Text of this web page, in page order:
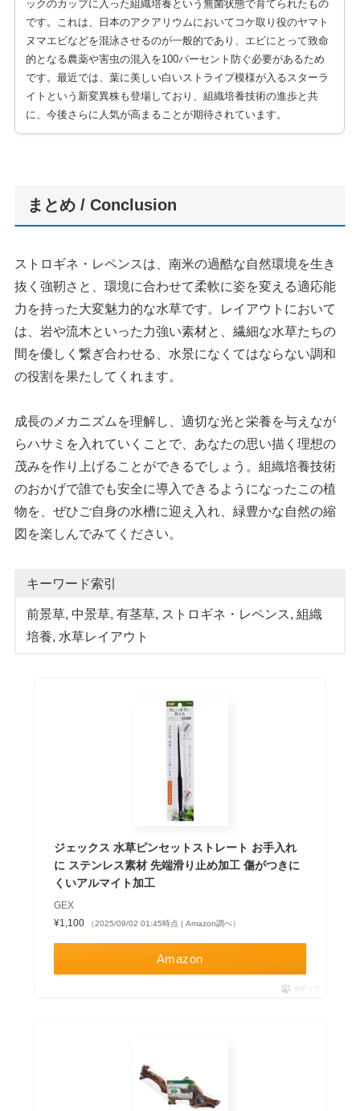
ックのカップに入った組織培養という無菌状態で育てられたもの
です。これは、日本のアクアリウムにおいてコケ取り役のヤマト
ヌマエビなどを混泳させるのが一般的であり、エビにとって致命
的となる農薬や害虫の混入を100パーセント防ぐ必要があるため
です。最近では、葉に美しい白いストライプ模様が入るスターラ
イトという新変異株も登場しており、組織培養技術の進歩と共
に、今後さらに人気が高まることが期待されています。
まとめ / Conclusion
ストロギネ・レペンスは、南米の過酷な自然環境を生き
抜く強靭さと、環境に合わせて柔軟に姿を変える適応能
力を持った大変魅力的な水草です。レイアウトにおいて
は、岩や流木といった力強い素材と、繊細な水草たちの
間を優しく繋ぎ合わせる、水景になくてはならない調和
の役割を果たしてくれます。
成長のメカニズムを理解し、適切な光と栄養を与えなが
らハサミを入れていくことで、あなたの思い描く理想の
茂みを作り上げることができるでしょう。組織培養技術
のおかげで誰でも安全に導入できるようになったこの植
物を、ぜひご自身の水槽に迎え入れ、緑豊かな自然の縮
図を楽しんでみてください。
キーワード索引
前景草, 中景草, 有茎草, ストロギネ・レペンス, 組織
培養, 水草レイアウト
ジェックス 水草ピンセットストレート お手入れ
に ステンレス素材 先端滑り止め加工 傷がつきに
くいアルマイト加工
GEX
¥1,100
（2025/09/02 01:45時点 | Amazon調べ）
Amazon
ポチップ